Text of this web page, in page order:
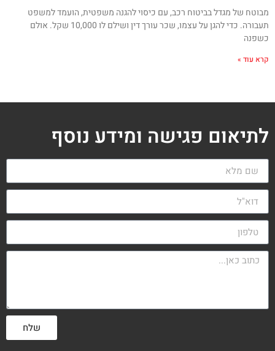
מבוטח של מגדל בביטוח רכב, עם כיסוי להגנה משפטית, הועמד למשפט
תעבורה. כדי להגן על עצמו, שכר עורך דין ושילם לו 10,000 שקל. אולם
כשפנה
קרא עוד »
לתיאום פגישה ומידע נוסף
שלח